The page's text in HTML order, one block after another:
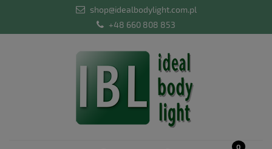
shop@idealbodylight.com.pl
+48 660 808 853